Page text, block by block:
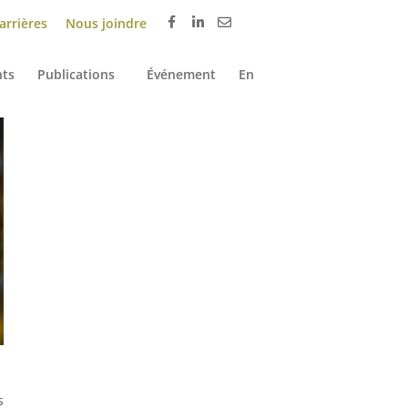
Nous joindre
Publications Événement En